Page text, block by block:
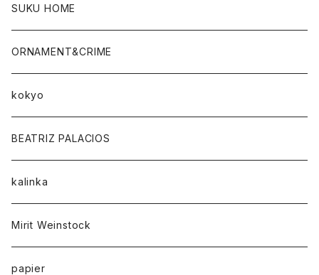
SUKU HOME
ORNAMENT&CRIME
kokyo
BEATRIZ PALACIOS
kalinka
Mirit Weinstock
papier